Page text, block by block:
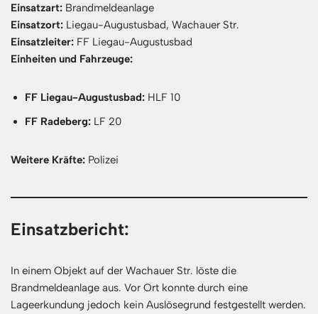
Einsatzart: Brandmeldeanlage
Einsatzort: Liegau-Augustusbad, Wachauer Str.
Einsatzleiter: FF Liegau-Augustusbad
Einheiten und Fahrzeuge:
FF Liegau-Augustusbad: HLF 10
FF Radeberg: LF 20
Weitere Kräfte: Polizei
Einsatzbericht:
In einem Objekt auf der Wachauer Str. löste die
Brandmeldeanlage aus. Vor Ort konnte durch eine
Lageerkundung jedoch kein Auslösegrund festgestellt werden.